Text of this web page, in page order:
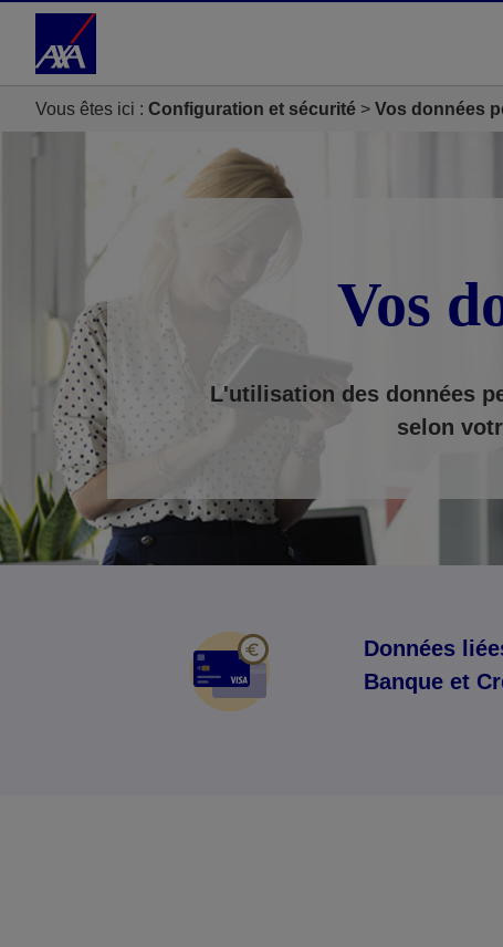
Accéder au Contenu
Vous êtes ici : Configuration et sécurité Vos données
Vos
L'utilisation des données
selon
Données
Banque et